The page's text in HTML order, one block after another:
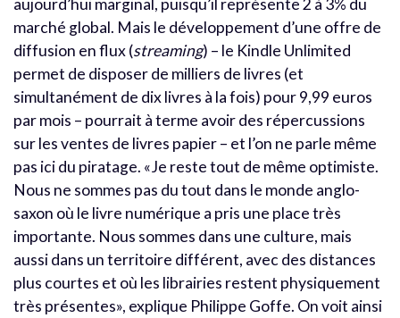
aujourd’hui marginal, puisqu’il représente 2 à 3% du
marché global. Mais le développement d’une offre de
diffusion en flux (streaming) – le Kindle Unlimited
permet de disposer de milliers de livres (et
simultanément de dix livres à la fois) pour 9,99 euros
par mois – pourrait à terme avoir des répercussions
sur les ventes de livres papier – et l’on ne parle même
pas ici du piratage. «Je reste tout de même optimiste.
Nous ne sommes pas du tout dans le monde anglo-
saxon où le livre numérique a pris une place très
importante. Nous sommes dans une culture, mais
aussi dans un territoire différent, avec des distances
plus courtes et où les librairies restent physiquement
très présentes», explique Philippe Goffe. On voit ainsi